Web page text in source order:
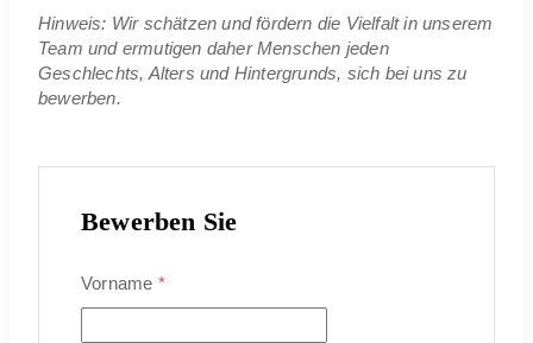
Hinweis: Wir schätzen und fördern die Vielfalt in unserem
Team und ermutigen daher Menschen jeden
Geschlechts, Alters und Hintergrunds, sich bei uns zu
bewerben.
Bewerben Sie
Vorname *